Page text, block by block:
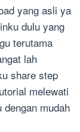
yang asli ya
dulu yang
terutama
lah
share step
melewati
mudah